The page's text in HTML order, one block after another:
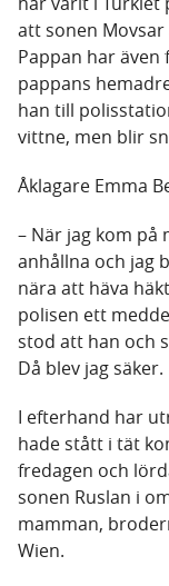
att sonen
Pappan har
pappans
han till
vittne, men blir
Åklagare Emma
– När jag kom på
anhållna och jag
nära att häva
polisen ett
stod att han och
Då blev jag säker.
I efterhand har
hade stått i tät
fredagen och
sonen Ruslan i
mamman,
Wien.